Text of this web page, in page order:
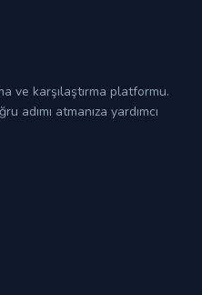
ve karşılaştırma platformu.
adımı atmanıza yardımcı